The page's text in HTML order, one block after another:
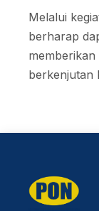
Melalui
berharap
berkenjutan